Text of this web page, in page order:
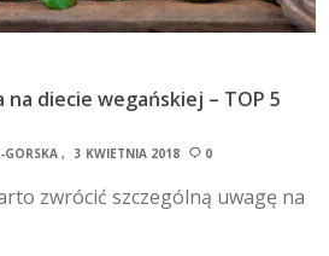
na diecie wegańskiej – TOP 5
GÓRSKA 3 KWIETNIA 2018 0
zwrócić szczególną uwagę na